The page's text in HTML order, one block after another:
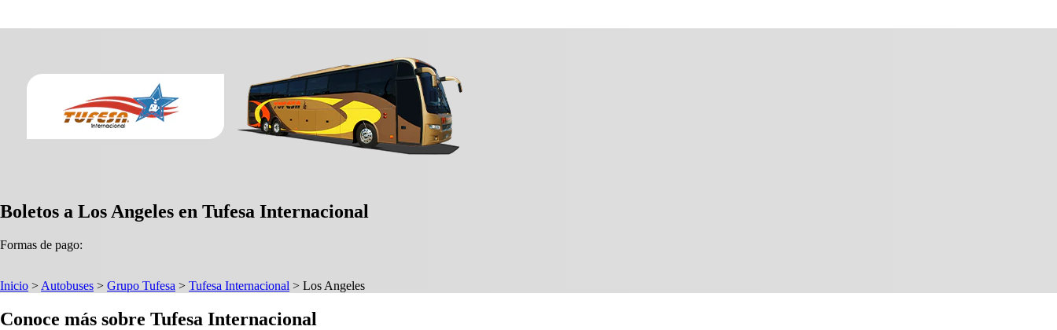
Boletos a Los Angeles en Tufesa Internacional
Formas de pago:
Inicio > Autobuses > Grupo Tufesa > Tufesa Internacional > Los Angeles
Conoce más sobre Tufesa Internacional